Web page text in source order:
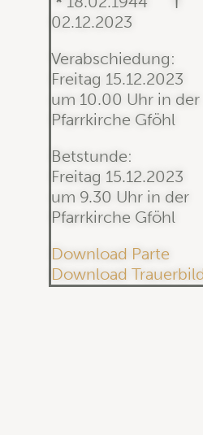
02.12.2023
Verabschiedung:
Freitag 15.12.2023
um 10.00 Uhr in der
Pfarrkirche Gföhl
Betstunde:
Freitag 15.12.2023
um 9.30 Uhr in der
Pfarrkirche Gföhl
Download Parte
Download